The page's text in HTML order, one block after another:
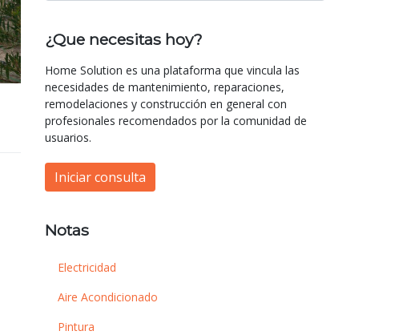
¿Que necesitas hoy?
Home Solution es una plataforma que vincula las
necesidades de mantenimiento, reparaciones,
remodelaciones y construcción en general con
profesionales recomendados por la comunidad de
usuarios.
Iniciar consulta
Notas
Electricidad
Aire Acondicionado
Pintura